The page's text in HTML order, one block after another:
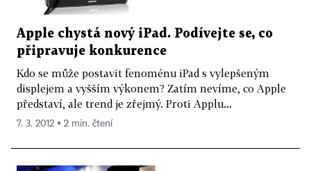
Apple chystá nový iPad. Podívejte se, co
připravuje konkurence
Kdo se může postavit fenoménu iPad s vylepšeným
displejem a vyšším výkonem? Zatím nevíme, co Apple
představí, ale trend je zřejmý. Proti Applu...
7. 3. 2012 ▪ 2 min. čtení